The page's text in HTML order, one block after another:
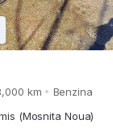
km
Benzina
(Mosnita Noua)